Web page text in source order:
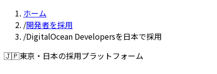
ホーム
/開発者を採用
/DigitalOcean Developersを日本で採用
🇯🇵東京・日本の採用プラットフォーム